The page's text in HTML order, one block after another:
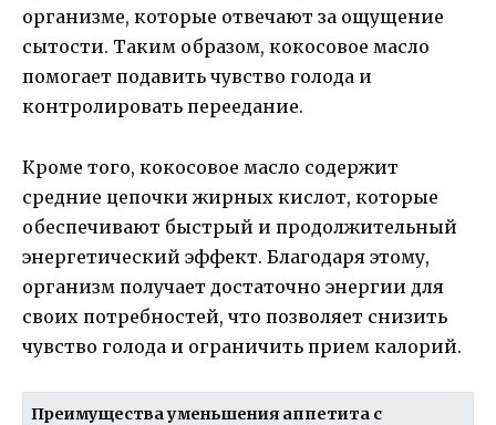
организме, которые отвечают за ощущение
сытости. Таким образом, кокосовое масло
помогает подавить чувство голода и
контролировать переедание.
Кроме того, кокосовое масло содержит
средние цепочки жирных кислот, которые
обеспечивают быстрый и продолжительный
энергетический эффект. Благодаря этому,
организм получает достаточно энергии для
своих потребностей, что позволяет снизить
чувство голода и ограничить прием калорий.
Преимущества уменьшения аппетита с